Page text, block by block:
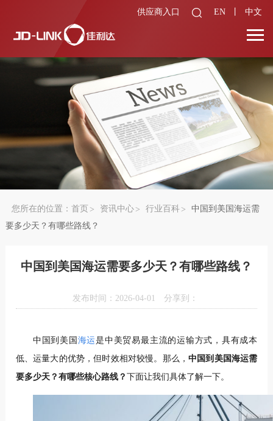
供应商入口 EN 中文
您所在的位置： 首页 资讯中心 行业百科
中国到美国海运需
要多少天？有哪些路线？
中国到美国海运需要多少天？有哪些路线？
发布时间：2026-04-01 分享到：
中国到美国 海运是中美贸易最主流的运输方式，具有成本
低、运量大的优势，但时效相对较慢。那么，中国到美国海运需
要多少天？有哪些核心路线？ 下面让我们具体了解一下。